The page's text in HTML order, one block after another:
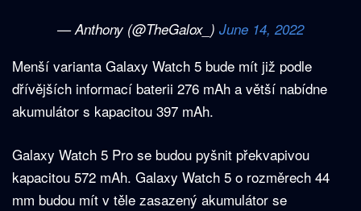
— Anthony (@TheGalox_) June 14, 2022
Menší varianta Galaxy Watch 5 bude mít již podle
dřívějších informací baterii 276 mAh a větší nabídne
akumulátor s kapacitou 397 mAh.
Galaxy Watch 5 Pro se budou pyšnit překvapivou
kapacitou 572 mAh. Galaxy Watch 5 o rozměrech 44
mm budou mít v těle zasazený akumulátor se